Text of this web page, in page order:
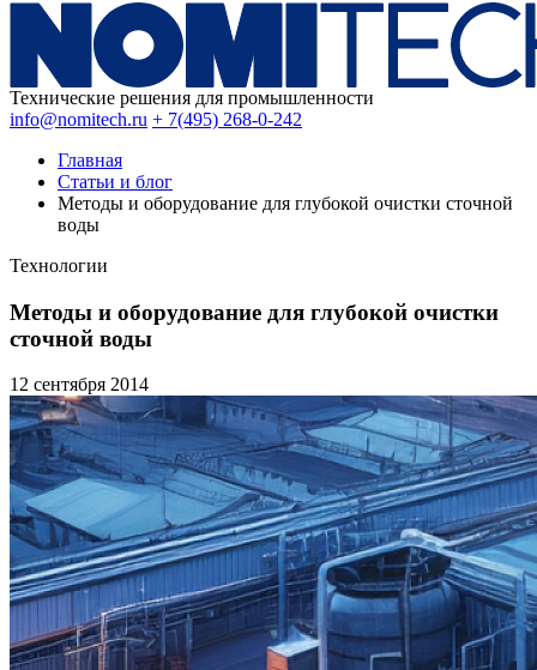
Технические решения для промышленности
info@nomitech.ru + 7(495) 268-0-242
Главная
Статьи и блог
Методы и оборудование для глубокой очистки сточной
воды
Технологии
Методы и оборудование для глубокой очистки
сточной воды
12 сентября 2014